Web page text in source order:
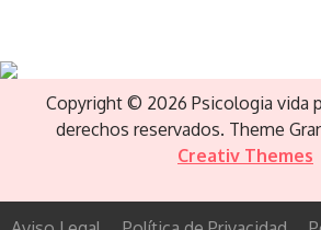
Copyright © 2026 Psicologia vida
derechos reservados. Theme
Creativ Themes